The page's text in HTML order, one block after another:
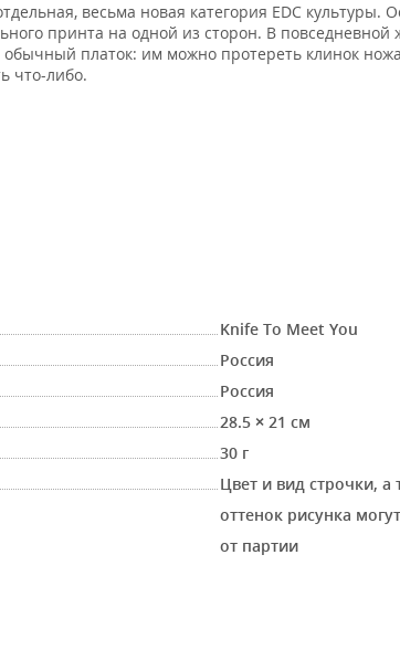
весьма новая категория EDC
принта на одной из сторон. В
обычный платок: им можно протереть клинок
что-либо.
Knife To Meet You
Россия
Россия
28.5 × 21 см
30 г
Цвет и вид строчки,
оттенок рисунка
от партии